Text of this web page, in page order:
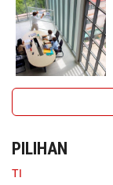
PILIHAN
TI